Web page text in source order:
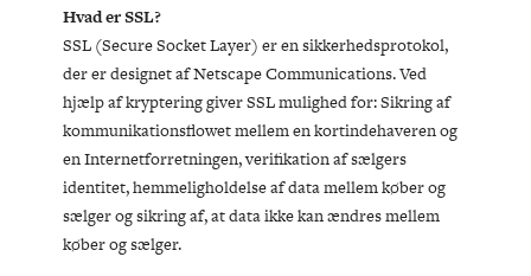
Hvad er SSL?
SSL (Secure Socket Layer) er en sikkerhedsprotokol,
der er designet af Netscape Communications. Ved
hjælp af kryptering giver SSL mulighed for: Sikring af
kommunikationsflowet mellem en kortindehaveren og
en Internetforretningen, verifikation af sælgers
identitet, hemmeligholdelse af data mellem køber og
sælger og sikring af, at data ikke kan ændres mellem
køber og sælger.